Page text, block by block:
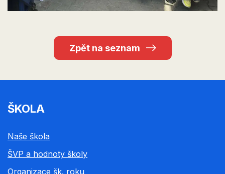
Zpět na seznam
ŠKOLA
Naše škola
ŠVP a hodnoty školy
Organizace šk. roku